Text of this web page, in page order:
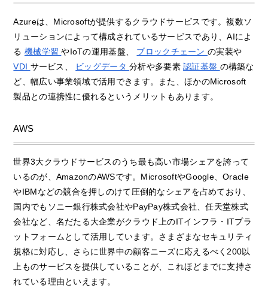
Azureは、Microsoftが提供するクラウドサービスです。複数ソ
リューションによって構成されているサービスであり、AIによ
る 機械学習やIoTの運用基盤、 ブロックチェーン の実装や
VDI サービス、 ビッグデータ分析や多要素認証基盤 の構築な
ど、幅広い事業領域で活用できます。また、ほかのMicrosoft
製品との連携性に優れるというメリットもあります。
AWS
世界3大クラウドサービスのうち最も高い市場シェアを誇って
いるのが、AmazonのAWSです。MicrosoftやGoogle、Oracle
やIBMなどの競合を押しのけて圧倒的なシェアを占めており、
国内でもソニー銀行株式会社やPayPay株式会社、任天堂株式
会社など、名だたる大企業がクラウド上のITインフラ・ITプラ
ットフォームとして活用しています。さまざまなセキュリティ
規格に対応し、さらに世界中の顧客ニーズに応えるべく200以
上ものサービスを提供していることが、これほどまでに支持さ
れている理由といえます。